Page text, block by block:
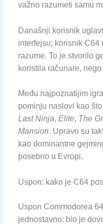
važno razumeti samu
Današnji korisnik
interfejsu; korisnik C64
razume. To je stvorilo
koristila računare,
Među najpoznatijim
pominju naslovi kao što
Last Ninja, Elite, The
Mansion. Upravo su
kao dominantne
posebno u Evropi.
Uspon: kako je C64
Uspon Commodorea
jednostavno: bio je